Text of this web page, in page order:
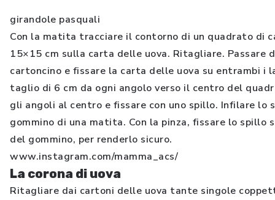
girandole pasquali
Con la matita tracciare il contorno di un quadrato di
15×15 cm sulla carta delle uova. Ritagliare. Passare
cartoncino e fissare la carta delle uova su entrambi i
taglio di 6 cm da ogni angolo verso il centro del
gli angoli al centro e fissare con uno spillo. Infilare lo
gommino di una matita. Con la pinza, fissare lo spillo
del gommino, per renderlo sicuro.
www.instagram.com/mamma_acs/
La corona di uova
Ritagliare dai cartoni delle uova tante singole